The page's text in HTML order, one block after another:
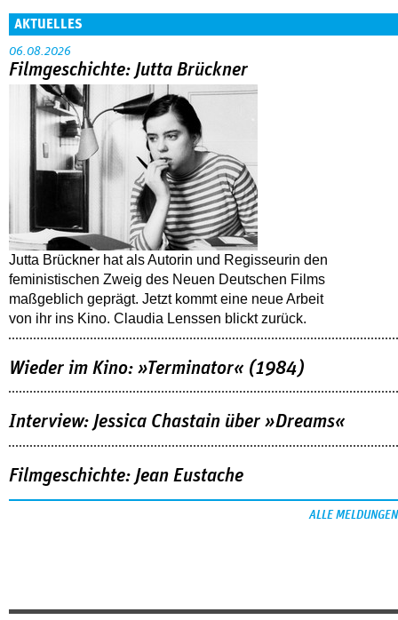
AKTUELLES
06.08.2026
Filmgeschichte: Jutta Brückner
Jutta Brückner hat als Autorin und Regisseurin den
feministischen Zweig des Neuen Deutschen Films
maßgeblich geprägt. Jetzt kommt eine neue Arbeit
von ihr ins Kino. Claudia Lenssen blickt zurück.
Wieder im Kino: »Terminator« (1984)
Interview: Jessica Chastain über »Dreams«
Filmgeschichte: Jean Eustache
ALLE MELDUNGEN